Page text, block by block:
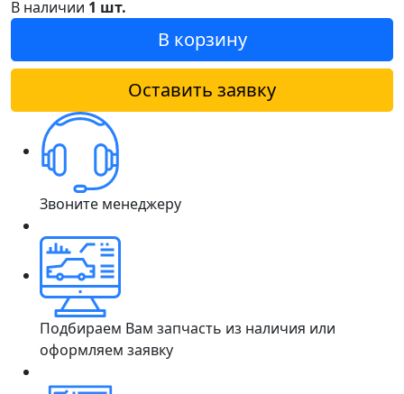
В наличии 1 шт.
В корзину
Оставить заявку
Звоните менеджеру
Подбираем Вам запчасть из наличия или
оформляем заявку